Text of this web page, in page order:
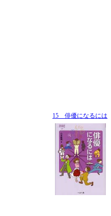
15 俳優になるには